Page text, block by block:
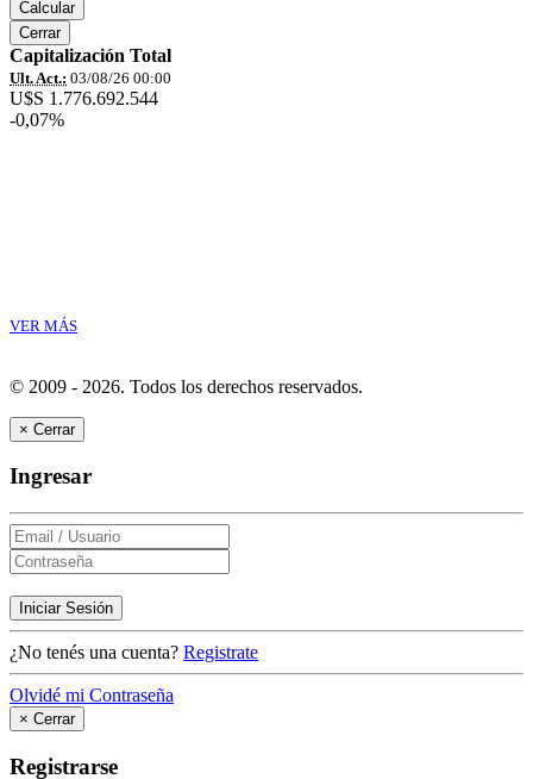
Calcular
Cerrar
Capitalización Total
Ult. Act.: 03/08/26 00:00
U$S 1.776.692.544
-0,07%
VER MÁS
© 2009 - 2026. Todos los derechos reservados.
× Cerrar
Ingresar
Iniciar Sesión
¿No tenés una cuenta? Registrate
Olvidé mi Contraseña
× Cerrar
Registrarse